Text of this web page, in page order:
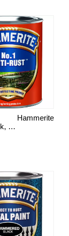
Hammarlack, rostgrund no 1
Hammerite